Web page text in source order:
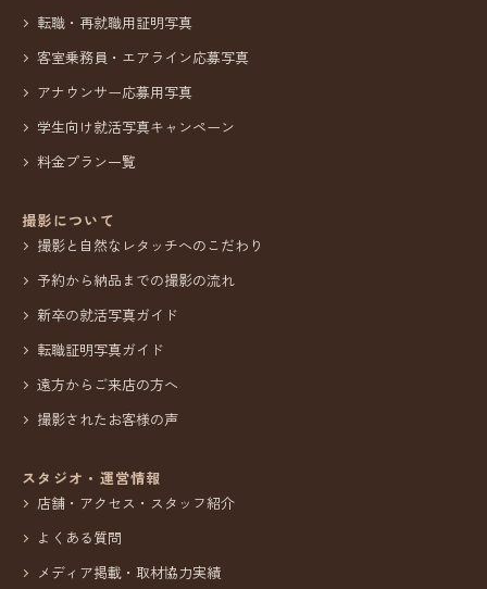
転職・再就職用証明写真
客室乗務員・エアライン応募写真
アナウンサー応募用写真
学生向け就活写真キャンペーン
料金プラン一覧
撮影について
撮影と自然なレタッチへのこだわり
予約から納品までの撮影の流れ
新卒の就活写真ガイド
転職証明写真ガイド
遠方からご来店の方へ
撮影されたお客様の声
スタジオ・運営情報
店舗・アクセス・スタッフ紹介
よくある質問
メディア掲載・取材協力実績